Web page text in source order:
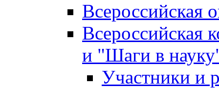
Всероссийская
и "Шаги в
Участники и